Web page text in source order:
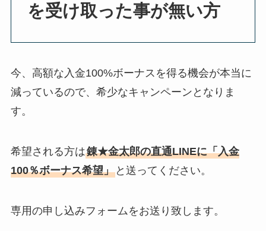
を受け取った事が無い方
今、高額な入金100%ボーナスを得る機会が本当に
減っているので、希少なキャンペーンとなりま
す。
希望される方は錬★金太郎の直通LINEに「入金
100％ボーナス希望」と送ってください。
専用の申し込みフォームをお送り致します。